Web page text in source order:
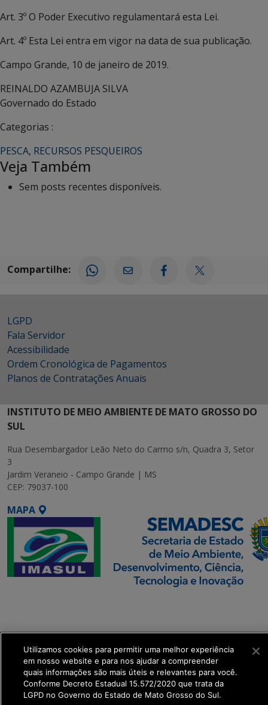
Art. 3º O Poder Executivo regulamentará esta Lei.
Art. 4º Esta Lei entra em vigor na data de sua publicação.
Campo Grande, 10 de janeiro de 2019.
REINALDO AZAMBUJA SILVA
Governado do Estado
Categorias :
PESCA, RECURSOS PESQUEIROS
Veja Também
Sem posts recentes disponíveis.
Compartilhe:
LGPD
Fala Servidor
Acessibilidade
Ordem Cronológica de Pagamentos
Planos de Contratações Anuais
INSTITUTO DE MEIO AMBIENTE DE MATO GROSSO DO
SUL
Rua Desembargador Leão Neto do Carmo s/n, Quadra 3, Setor
3
Jardim Veraneio - Campo Grande | MS
CEP: 79037-100
MAPA
Transformação Digital
get_footer();
Utilizamos cookies para permitir uma melhor experiência
em nosso website e para nos ajudar a compreender
quais informações são mais úteis e relevantes para você.
Conforme Decreto Estadual 15.572/2020 que trata da
LGPD no Governo do Estado de Mato Grosso do Sul.